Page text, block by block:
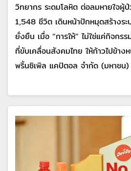
วิทยากร ระดมโลหิต ต่อลมหายใจผู้ป่
1,548 ชีวิต เดินหน้าปักหมุดสร้างระ
ยั่งยืน เมื่อ “การให้” ไม่ใช่แค่กิจกร
ที่ขับเคลื่อนสังคมไทย ให้ก้าวไปข้า
พริ้นซิเพิล แคปิตอล จำกัด (มหาชน